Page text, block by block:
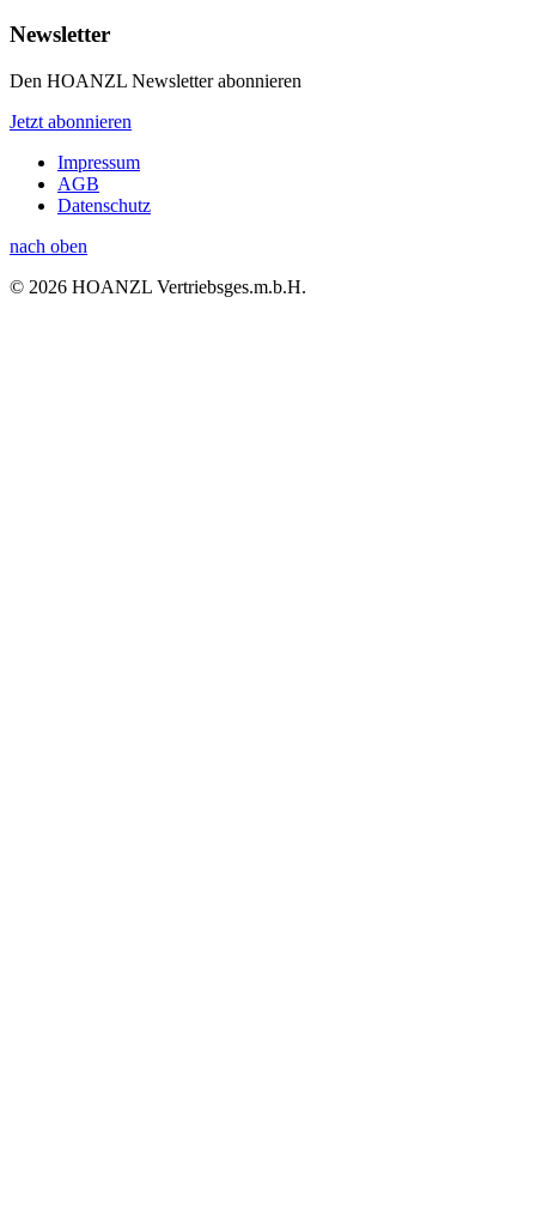
Newsletter
Den HOANZL Newsletter abonnieren
Jetzt abonnieren
Impressum
AGB
Datenschutz
nach oben
© 2026 HOANZL Vertriebsges.m.b.H.